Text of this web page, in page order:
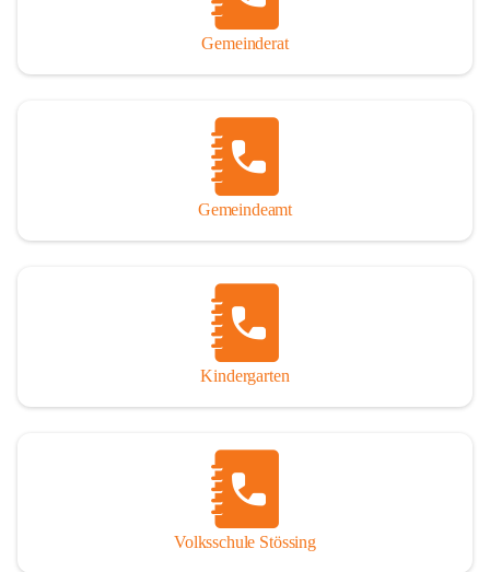
Gemeinderat
Gemeindeamt
Kindergarten
Volksschule Stössing